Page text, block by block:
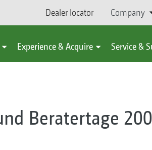
Dealer locator Company
Experience & Acquire Service &
Beratertage